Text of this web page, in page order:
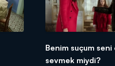
Benim suçum seni
sevmek miydi?